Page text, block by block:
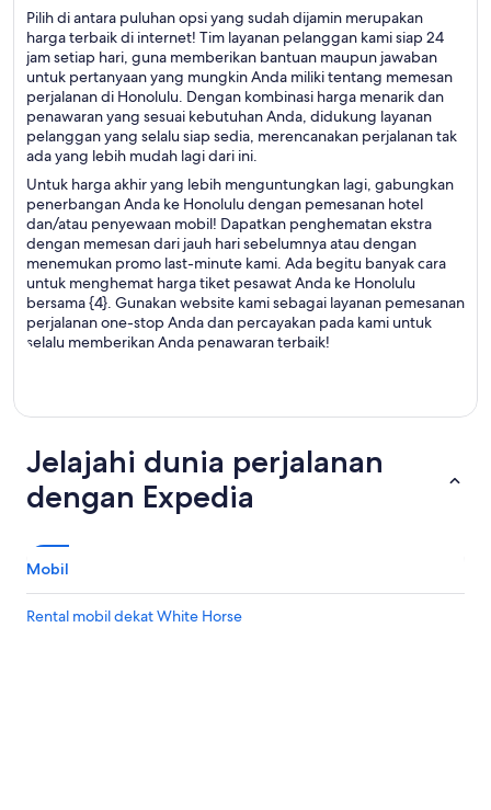
Pilih di antara puluhan opsi yang sudah dijamin merupakan
harga terbaik di internet! Tim layanan pelanggan kami siap 24
jam setiap hari, guna memberikan bantuan maupun jawaban
untuk pertanyaan yang mungkin Anda miliki tentang memesan
perjalanan di Honolulu. Dengan kombinasi harga menarik dan
penawaran yang sesuai kebutuhan Anda, didukung layanan
pelanggan yang selalu siap sedia, merencanakan perjalanan tak
ada yang lebih mudah lagi dari ini.
Untuk harga akhir yang lebih menguntungkan lagi, gabungkan
penerbangan Anda ke Honolulu dengan pemesanan hotel
dan/atau penyewaan mobil! Dapatkan penghematan ekstra
dengan memesan dari jauh hari sebelumnya atau dengan
menemukan promo last-minute kami. Ada begitu banyak cara
untuk menghemat harga tiket pesawat Anda ke Honolulu
bersama {4}. Gunakan website kami sebagai layanan pemesanan
perjalanan one-stop Anda dan percayakan pada kami untuk
selalu memberikan Anda penawaran terbaik!
Jelajahi dunia perjalanan
dengan Expedia
Mobil
Rental mobil dekat White Horse